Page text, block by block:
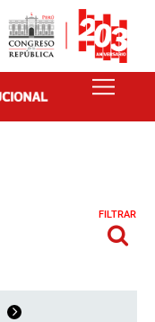
FILTRAR